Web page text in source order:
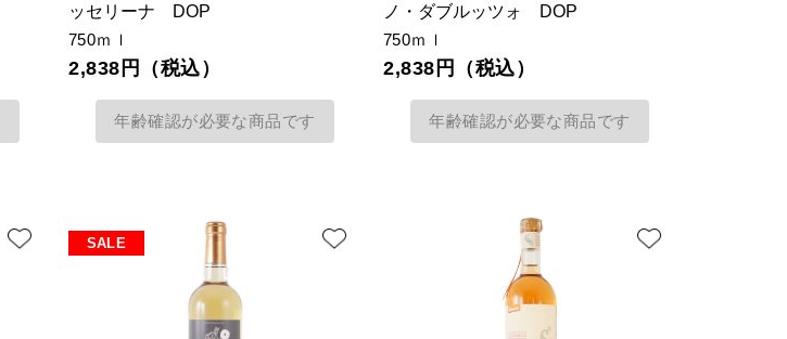
ッセリーナ DOP
750ｍｌ
2,838円（税込）
年齢確認が必要な商品です
ノ・ダブルッツォ DOP
750ｍｌ
2,838円（税込）
年齢確認が必要な商品です
SALE